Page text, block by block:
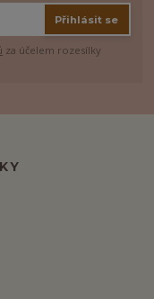
Přihlásit se
za účelem rozesílky